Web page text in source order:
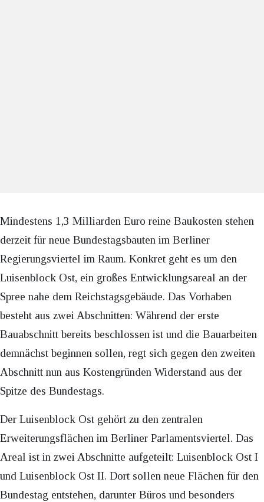
Mindestens 1,3 Milliarden Euro reine Baukosten stehen
derzeit für neue Bundestagsbauten im Berliner
Regierungsviertel im Raum. Konkret geht es um den
Luisenblock Ost, ein großes Entwicklungsareal an der
Spree nahe dem Reichstagsgebäude. Das Vorhaben
besteht aus zwei Abschnitten: Während der erste
Bauabschnitt bereits beschlossen ist und die Bauarbeiten
demnächst beginnen sollen, regt sich gegen den zweiten
Abschnitt nun aus Kostengründen Widerstand aus der
Spitze des Bundestags.
Der Luisenblock Ost gehört zu den zentralen
Erweiterungsflächen im Berliner Parlamentsviertel. Das
Areal ist in zwei Abschnitte aufgeteilt: Luisenblock Ost I
und Luisenblock Ost II. Dort sollen neue Flächen für den
Bundestag entstehen, darunter Büros und besonders